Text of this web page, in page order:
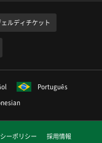
ェルディチケット
Português
ーポリシー 採用情報